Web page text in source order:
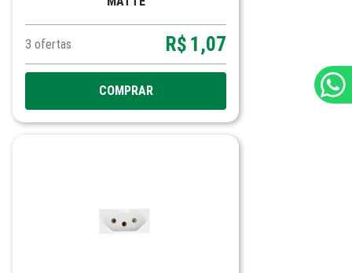
3 ofertas R$ 1,07
COMPRAR